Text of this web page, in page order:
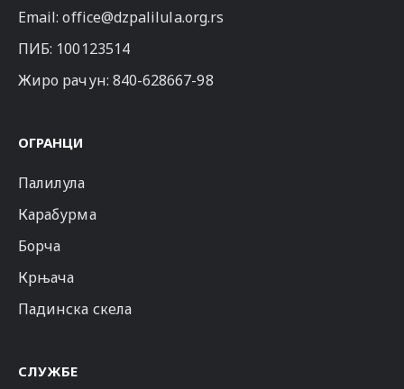
Email:office@dzpalilula.org.rs
ПИБ: 100123514
Жиро рачун: 840-628667-98
ОГРАНЦИ
Палилула
Карабурма
Борча
Крњача
Падинска скела
СЛУЖБЕ